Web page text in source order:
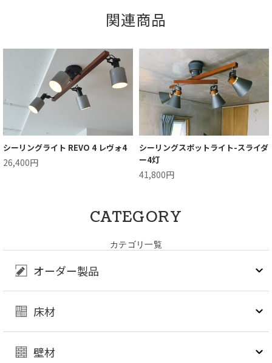
関連商品
シーリングライト REVO 4 レヴォ4
26,400円
シーリングスポットライト-スライダ
ー4灯
41,800円
CATEGORY
カテゴリ一覧
オーダー製品
床材
壁材